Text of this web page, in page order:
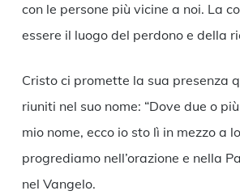
con le persone più vicine a noi. La
essere il luogo del perdono e della
Cristo ci promette la sua presenza
riuniti nel suo nome: “Dove due o
mio nome, ecco io sto lì in mezzo a
progrediamo nell’orazione e nella
nel Vangelo.